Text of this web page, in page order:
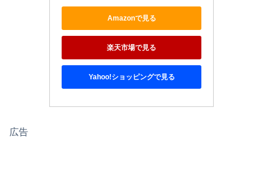
Amazonで見る
楽天市場で見る
Yahoo!ショッピングで見る
広告